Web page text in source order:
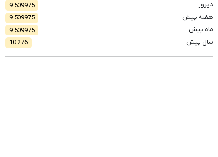
دیروز
9.509975
هفته پیش
9.509975
ماه پیش
9.509975
سال پیش
10.276